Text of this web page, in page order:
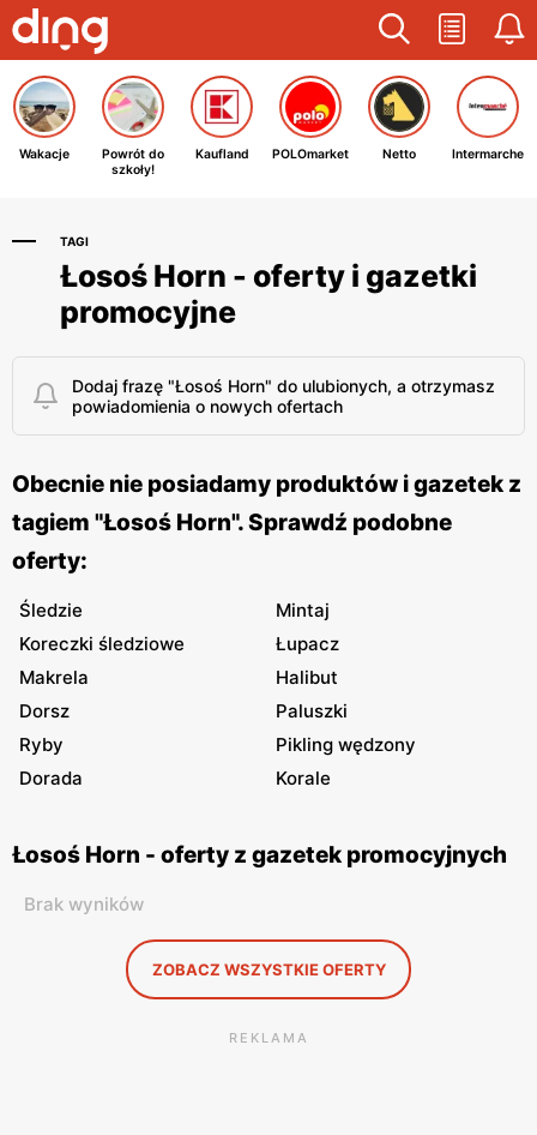
Wakacje
Powrót do
szkoły!
Kaufland POLOmarket Netto Intermarche
TAGI
Łosoś Horn - oferty i gazetki
promocyjne
Dodaj frazę "Łosoś Horn" do ulubionych, a otrzymasz
powiadomienia o nowych ofertach
Obecnie nie posiadamy produktów i gazetek z
tagiem "Łosoś Horn". Sprawdź podobne
oferty:
Śledzie
Mintaj
Koreczki śledziowe
Łupacz
Makrela
Halibut
Dorsz
Paluszki
Ryby
Pikling wędzony
Dorada
Korale
Łosoś Horn - oferty z gazetek promocyjnych
Brak wyników
ZOBACZ WSZYSTKIE OFERTY
REKLAMA